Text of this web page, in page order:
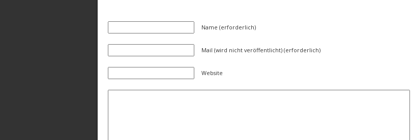
Name (erforderlich)
Mail (wird nicht veröffentlicht) (erforderlich)
Website